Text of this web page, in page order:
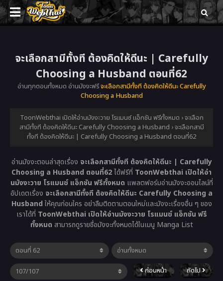
จะเลือกสามีทั้งที ต้องคิดให้ดีนะ | Carefully
Choosing a Husband ตอนที่62
อ่านทุกตอนทั้งหมด อ่านมังงะฟรีจะเลือกสามีทั้งที ต้องคิดให้ดีนะ Carefully
Choosing a Husband
ToonWebthai เปิดให้อ่านมังงะวาย โรแมนซ์ แอ็กชัน ฟรีทั้งหมด ›จะเลือก
สามีทั้งที ต้องคิดให้ดีนะ Carefully Choosing a Husband ›จะเลือกสามี
ทั้งที ต้องคิดให้ดีนะ | Carefully Choosing a Husband ตอนที่62
อ่านมังงะตอนล่าสุดเรื่อง จะเลือกสามีทั้งที ต้องคิดให้ดีนะ | Carefully
Choosing a Husband ตอนที่62ได้ฟรีที่ ToonWebthai เปิดให้อ่า
นมังงะวาย โรแมนซ์ แอ็กชัน ฟรีทั้งหมด แพลตฟอร์มอ่านมังงะออนไลน์ที่
อัปเดตเรื่อง จะเลือกสามีทั้งที ต้องคิดให้ดีนะ Carefully Choosing a
Husband ให้คุณก่อนใคร อย่าลืมติดตามตอนใหม่และมังงะเรื่องอื่น ๆ ของ
เราได้ที่ ToonWebthai เปิดให้อ่านมังงะวาย โรแมนซ์ แอ็กชัน ฟรี
ทั้งหมด สามารถดูรายชื่อมังงะทั้งหมดได้ในเมนู Manga List
ก่อนหน้า ถัดไป